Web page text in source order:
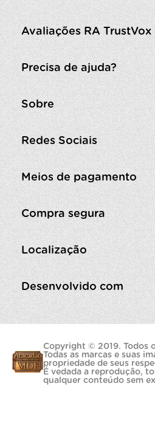
Avaliações RA TrustVox
Precisa de ajuda?
Sobre
Redes Sociais
Meios de pagamento
Compra segura
Localização
Desenvolvido com
Copyright © 2019. Todos
Todas as marcas e suas
propriedade de seus
É vedada a reprodução,
qualquer conteúdo sem